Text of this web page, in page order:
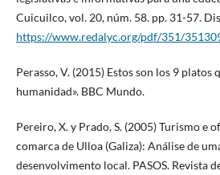
Cuicuilco, vol. 20, núm. 58. pp. 31-57.
https://www.redalyc.org/pdf/351/
Perasso, V. (2015) Estos son los 9
humanidad». BBC Mundo.
Pereiro, X. y Prado, S. (2005) Turismo e
comarca de Ulloa (Galiza): Análise de
desenvolvimento local. PASOS. Revista